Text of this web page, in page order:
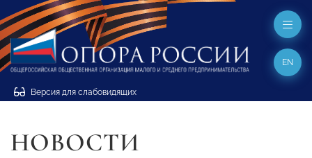
Версия для слабовидящих
EN
НОВОСТИ